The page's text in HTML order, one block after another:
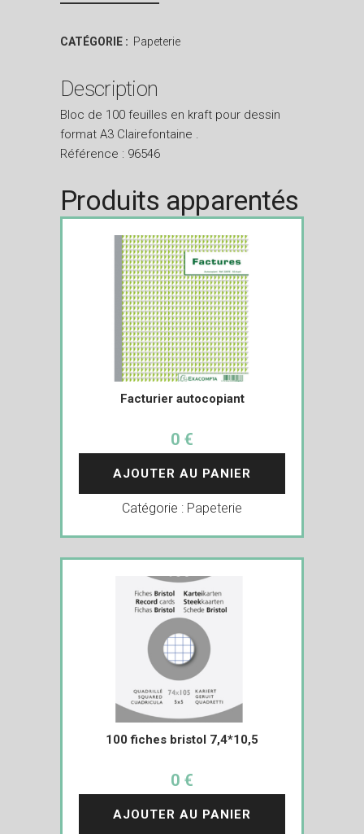
CATÉGORIE : Papeterie
Description
Bloc de 100 feuilles en kraft pour dessin
format A3 Clairefontaine .
Référence : 96546
Produits apparentés
Facturier autocopiant
0 €
AJOUTER AU PANIER
Catégorie : Papeterie
100 fiches bristol 7,4*10,5
0 €
AJOUTER AU PANIER